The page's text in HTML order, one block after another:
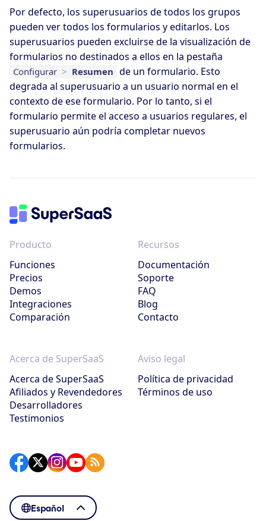
Por defecto, los superusuarios de todos los grupos
pueden ver todos los formularios y editarlos. Los
superusuarios pueden excluirse de la visualización de
formularios no destinados a ellos en la pestaña
Configurar > Resumen de un formulario. Esto
degrada al superusuario a un usuario normal en el
contexto de ese formulario. Por lo tanto, si el
formulario permite el acceso a usuarios regulares, el
superusuario aún podría completar nuevos
formularios.
Producto
Funciones
Precios
Demos
Integraciones
Comparación
Recursos
Documentación
Soporte
FAQ
Blog
Contacto
Acerca de SuperSaaS
Acerca de SuperSaaS
Afiliados y Revendedores
Desarrolladores
Testimonios
Aviso legal
Política de privacidad
Términos de uso
Español